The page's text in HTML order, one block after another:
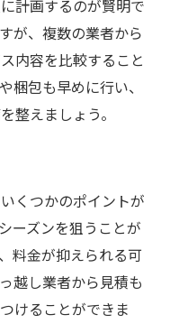
めの注意点
理と引っ越しを成
ュール
グ方法
のコツ
クリスト
梱包のコツ札幌市
計画するのが賢明で
が、複数の業者から
内容を比較すること
梱包も早めに行い、
整えましょう。
くつかのポイントが
ーズンを狙うことが
料金が抑えられる可
越し業者から見積も
けることができま